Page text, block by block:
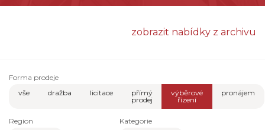
zobrazit nabídky z archivu
Forma prodeje
vše
dražba licitace
přímý
prodej
výběrové
řízení
pronájem
Region
Kategorie